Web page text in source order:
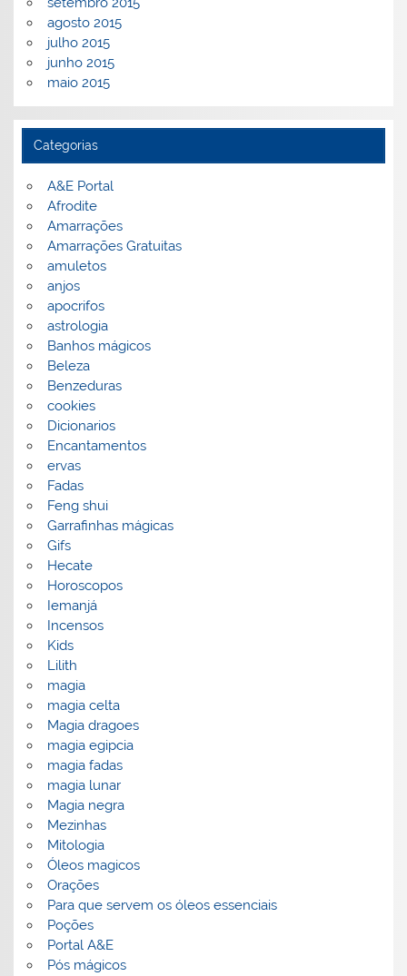
agosto 2015
julho 2015
junho 2015
maio 2015
Categorias
A&E Portal
Afrodite
Amarrações
Amarrações Gratuitas
amuletos
anjos
apocrifos
astrologia
Banhos mágicos
Beleza
Benzeduras
cookies
Dicionarios
Encantamentos
ervas
Fadas
Feng shui
Garrafinhas mágicas
Gifs
Hecate
Horoscopos
Iemanjá
Incensos
Kids
Lilith
magia
magia celta
Magia dragoes
magia egipcia
magia fadas
magia lunar
Magia negra
Mezinhas
Mitologia
Óleos magicos
Orações
Para que servem os óleos essenciais
Poções
Portal A&E
Pós mágicos